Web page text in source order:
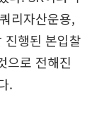
리자산운용,
진행된 본입찰
으로 전해진
.